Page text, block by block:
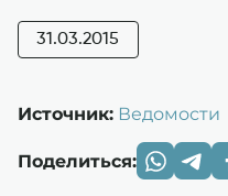
31.03.2015
Источник: Ведомости
Поделиться: